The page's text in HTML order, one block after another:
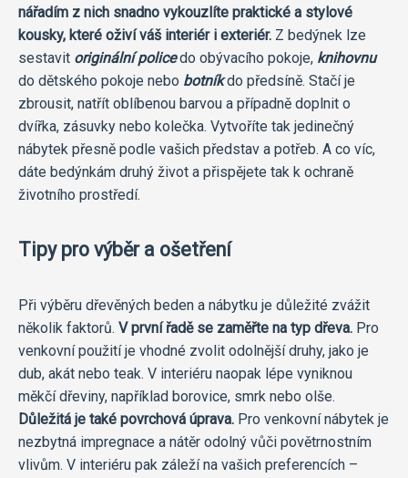
nářadím z nich snadno vykouzlíte praktické a stylové
kousky, které oživí váš interiér i exteriér. Z bedýnek lze
sestavit originální policedo obývacího pokoje, knihovnu
do dětského pokoje nebo botníkdo předsíně. Stačí je
zbrousit, natřít oblíbenou barvou a případně doplnit o
dvířka, zásuvky nebo kolečka. Vytvoříte tak jedinečný
nábytek přesně podle vašich představ a potřeb. A co víc,
dáte bedýnkám druhý život a přispějete tak k ochraně
životního prostředí.
Tipy pro výběr a ošetření
Při výběru dřevěných beden a nábytku je důležité zvážit
několik faktorů. V první řadě se zaměřte na typ dřeva. Pro
venkovní použití je vhodné zvolit odolnější druhy, jako je
dub, akát nebo teak. V interiéru naopak lépe vyniknou
měkčí dřeviny, například borovice, smrk nebo olše.
Důležitá je také povrchová úprava. Pro venkovní nábytek je
nezbytná impregnace a nátěr odolný vůči povětrnostním
vlivům. V interiéru pak záleží na vašich preferencích –